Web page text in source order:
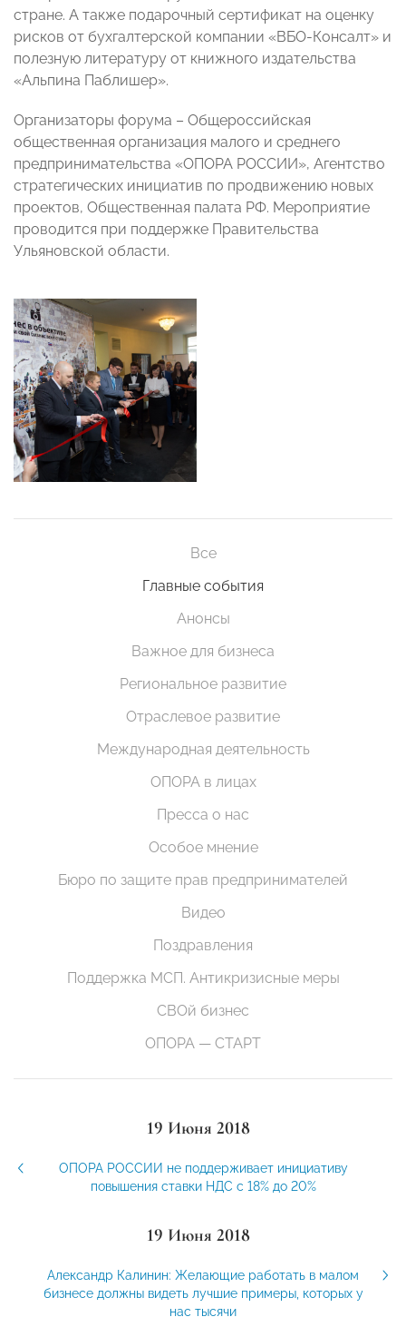
стране. А также подарочный сертификат на оценку
рисков от бухгалтерской компании «ВБО-Консалт» и
полезную литературу от книжного издательства
«Альпина Паблишер».
Организаторы форума – Общероссийская
общественная организация малого и среднего
предпринимательства «ОПОРА РОССИИ», Агентство
стратегических инициатив по продвижению новых
проектов, Общественная палата РФ. Мероприятие
проводится при поддержке Правительства
Ульяновской области.
Все
Главные события
Анонсы
Важное для бизнеса
Региональное развитие
Отраслевое развитие
Международная деятельность
ОПОРА в лицах
Пресса о нас
Особое мнение
Бюро по защите прав предпринимателей
Видео
Поздравления
Поддержка МСП. Антикризисные меры
СВОй бизнес
ОПОРА — СТАРТ
19 Июня 2018
ОПОРА РОССИИ не поддерживает инициативу
повышения ставки НДС с 18% до 20%
19 Июня 2018
Александр Калинин: Желающие работать в малом
бизнесе должны видеть лучшие примеры, которых у
нас тысячи